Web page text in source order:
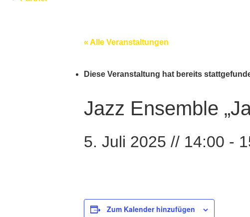
« Alle Veranstaltungen
Diese Veranstaltung hat bereits
Jazz Ensemble
5. Juli 2025 // 14:00 -
Zum Kalender hinzufügen